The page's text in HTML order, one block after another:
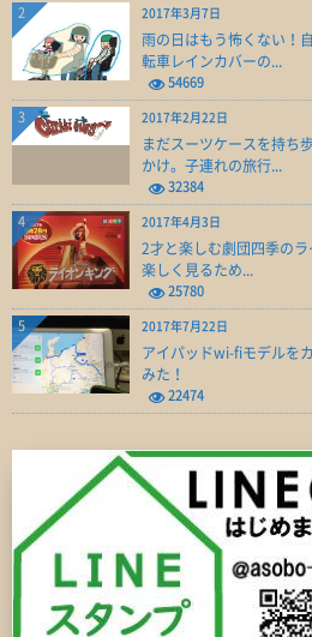
2017年3月7日
雨の日はもう怖くない！
転車レインカバーの...
54669
2
2017年2月22日
まだスーツケースを持ち
かけ。子連れの旅行...
32384
3
2017年4月3日
2才と楽しむ劇団四季の
楽しく見るため...
25780
4
2017年7月22日
アイパッドwi-fiモデルを
みた！
22474
5